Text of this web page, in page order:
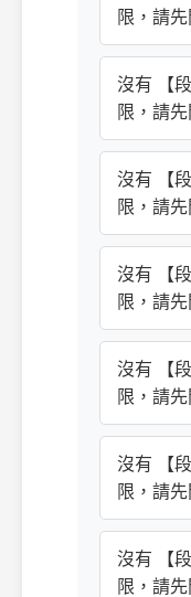
限，請先
沒有 【
限，請先
沒有 【
限，請先
沒有 【
限，請先
沒有 【
限，請先
沒有 【
限，請先
沒有 【
限，請先